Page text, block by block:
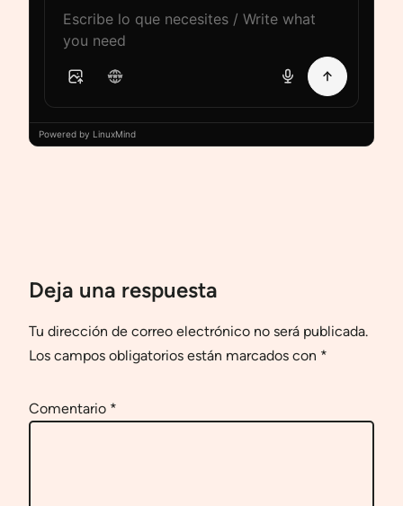
Powered by LinuxMind
Deja una respuesta
Tu dirección de correo electrónico no será publicada.
Los campos obligatorios están marcados con *
Comentario *